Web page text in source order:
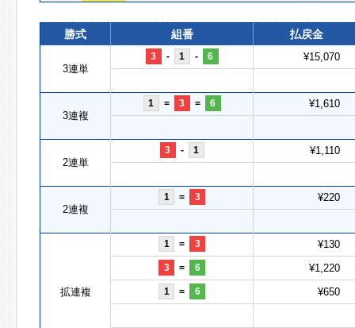
勝式 組番 払戻金
3連単
3 - 1 - 6 ¥15,070
3連複
1 = 3 = 6 ¥1,610
2連単
3 - 1 ¥1,110
2連複
1 = 3 ¥220
拡連複
1 = 3 ¥130
3 = 6 ¥1,220
1 = 6 ¥650